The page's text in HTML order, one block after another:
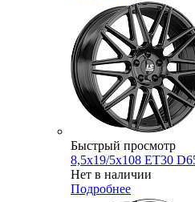
Быстрый просмотр
8,5x19/5x108 ET30
Нет в наличии
Подробнее